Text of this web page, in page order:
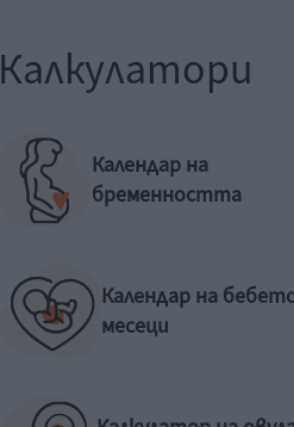
Калкулатори
Календар на
бременността
Календар на
месеци